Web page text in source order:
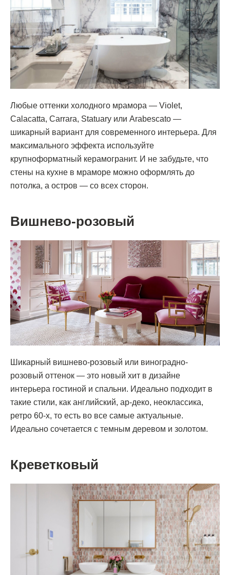
Любые оттенки холодного мрамора — Violet,
Calacatta, Carrara, Statuary или Arabescato —
шикарный вариант для современного интерьера. Для
максимального эффекта используйте
крупноформатный керамогранит. И не забудьте, что
стены на кухне в мраморе можно оформлять до
потолка, а остров — со всех сторон.
Вишнево-розовый
Шикарный вишнево-розовый или виноградно-
розовый оттенок — это новый хит в дизайне
интерьера гостиной и спальни. Идеально подходит в
такие стили, как английский, ар-деко, неоклассика,
ретро 60-х, то есть во все самые актуальные.
Идеально сочетается с темным деревом и золотом.
Креветковый